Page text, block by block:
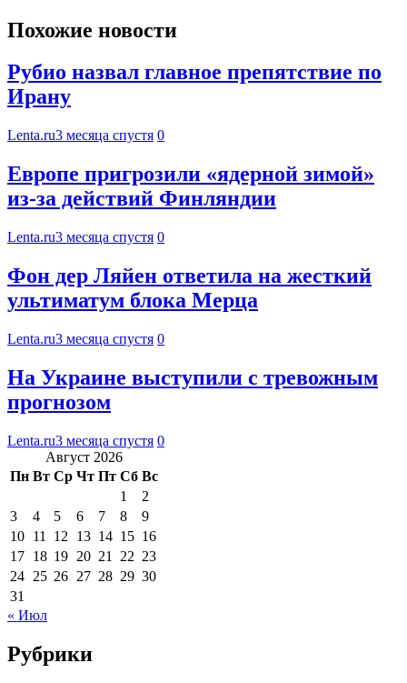
Похожие новости
Рубио назвал главное препятствие по
Ирану
Lenta.ru3 месяца спустя 0
Европе пригрозили «ядерной зимой»
из-за действий Финляндии
Lenta.ru3 месяца спустя 0
Фон дер Ляйен ответила на жесткий
ультиматум блока Мерца
Lenta.ru3 месяца спустя 0
На Украине выступили с тревожным
прогнозом
Lenta.ru3 месяца спустя 0
Август 2026
Пн Вт Ср Чт Пт Сб Вс
1
2
3
4 5 6 7 8
9
10 11 12 13 14 15 16
17 18 19 20 21 22 23
24 25 26 27 28 29 30
31
« Июл
Рубрики